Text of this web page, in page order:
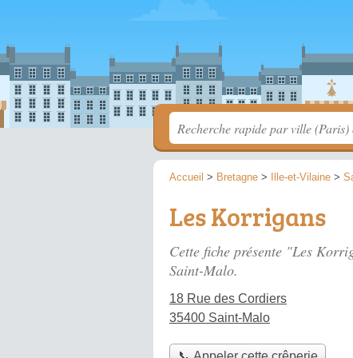
Accueil > Bretagne > Ille-et-Vilaine >
Les Korrigans
Cette fiche présente "Les
Saint-Malo.
18 Rue des Cordiers
35400 Saint-Malo